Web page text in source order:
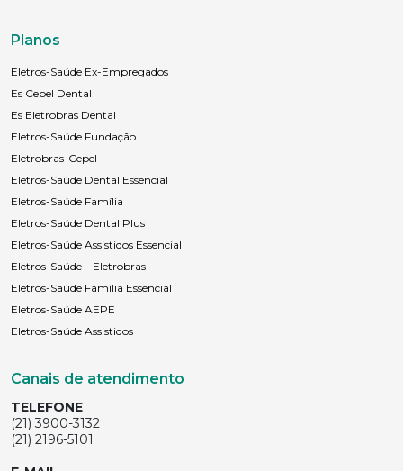
Planos
Eletros-Saúde Ex-Empregados
Es Cepel Dental
Es Eletrobras Dental
Eletros-Saúde Fundação
Eletrobras-Cepel
Eletros-Saúde Dental Essencial
Eletros-Saúde Família
Eletros-Saúde Dental Plus
Eletros-Saúde Assistidos Essencial
Eletros-Saúde – Eletrobras
Eletros-Saúde Família Essencial
Eletros-Saúde AEPE
Eletros-Saúde Assistidos
Canais de atendimento
TELEFONE
(21) 3900-3132
(21) 2196-5101